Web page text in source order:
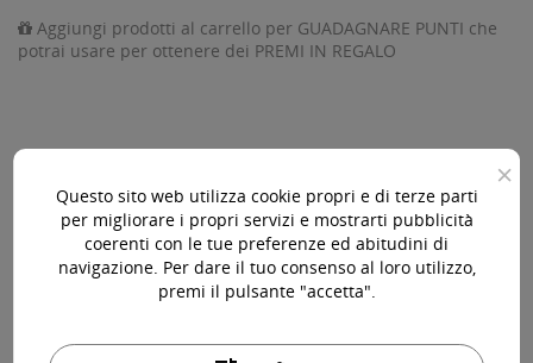
Aggiungi prodotti al carrello per GUADAGNARE PUNTI che
potrai usare per ottenere dei PREMI IN REGALO
Ultimi articoli in magazzino
Acquista 119,00 € (iva incl.) di prodotti per ottenere la
×
Questo sito web utilizza cookie propri e di terze parti
per migliorare i propri servizi e mostrarti pubblicità
coerenti con le tue preferenze ed abitudini di
navigazione. Per dare il tuo consenso al loro utilizzo,
premi il pulsante "accetta".